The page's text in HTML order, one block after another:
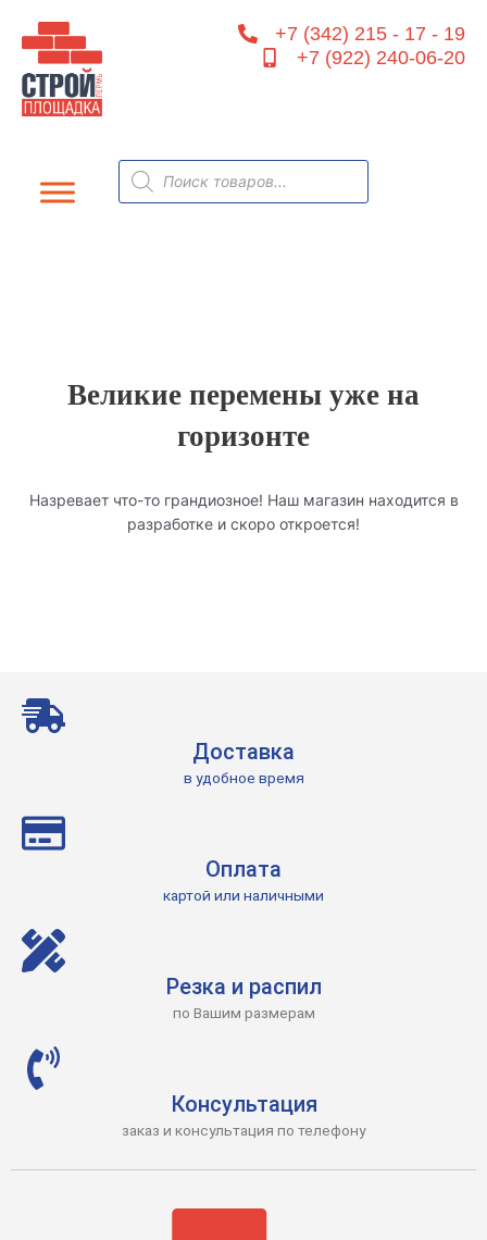
содержимому
+7 (342) 215 - 17 - 19
+7 (922) 240-06-20
Поиск
товаров
Великие перемены уже на
горизонте
Назревает что-то грандиозное! Наш магазин находится в
разработке и скоро откроется!
Доставка
в удобное время
Оплата
картой или наличными
Резка и распил
по Вашим размерам
Консультация
заказ и консультация по телефону